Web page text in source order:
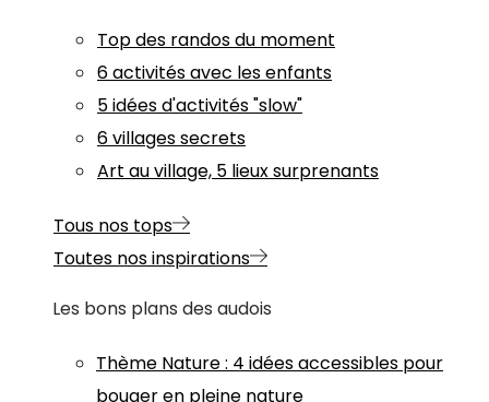
Top des randos du moment
6 activités avec les enfants
5 idées d'activités "slow"
6 villages secrets
Art au village, 5 lieux surprenants
Tous nos tops
Toutes nos inspirations
Les bons plans des audois
Thème Nature: 4 idées accessibles pour
bouger en pleine nature